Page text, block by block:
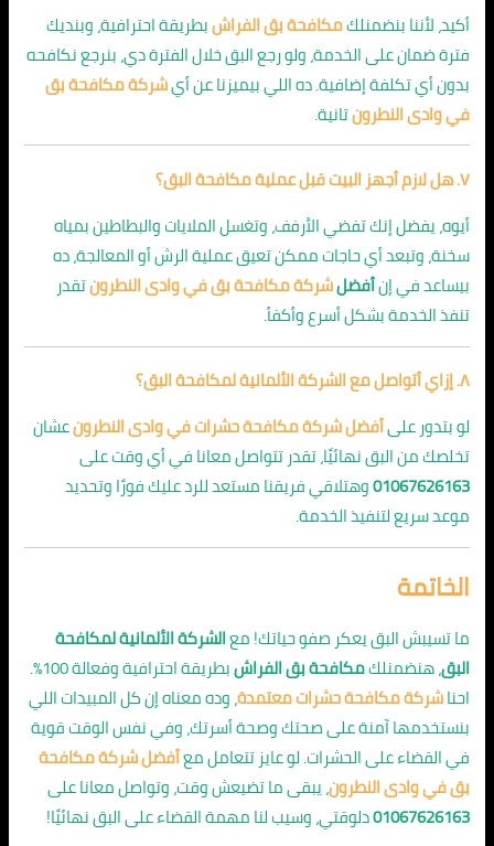
أكيد، لأننا بنضمنلكمكافحة بق الفراشبطريقة احترافية، وبنديك
فترة ضمان على الخدمة، ولو رجع البق خلال الفترة دي، بنرجع نكافحه
بدون أي تكلفة إضافية. ده اللي بيميزنا عن أيشركة مكافحة بق
في وادى النطرونتانية.
٧. هل لازم أجهز البيت قبل عملية مكافحة البق؟
أيوه، يفضل إنك تفضي الأرفف، وتغسل الملايات والبطاطين بمياه
سخنة، وتبعد أي حاجات ممكن تعيق عملية الرش أو المعالجة، ده
بيساعد في إنأفضلشركة مكافحة بق في وادى النطرونتقدر
تنفذ الخدمة بشكل أسرع وأكفأ.
٨. إزاي أتواصل مع الشركة الألمانية لمكافحة البق؟
لو بتدور علىأفضل شركة مكافحة حشرات في وادى النطرونعشان
تخلصك من البق نهائيًا، تقدر تتواصل معانا في أي وقت على
01067626163وهتلاقي فريقنا مستعد للرد عليك فورًا وتحديد
موعد سريع لتنفيذ الخدمة.
الخاتمة
ما تسيبش البق يعكر صفو حياتك! معالشركة الألمانية لمكافحة
البق، هنضمنلكمكافحة بق الفراش
بطريقة احترافية وفعالة 100%.
احناشركة مكافحة حشرات معتمدة، وده معناه إن كل المبيدات اللي
بنستخدمها آمنة على صحتك وصحة أسرتك، وفي نفس الوقت قوية
في القضاء على الحشرات. لو عايز تتعامل معأفضل شركة مكافحة
بق في وادى النطرون، يبقى ما تضيعش وقت، وتواصل معانا على
01067626163دلوقتي، وسيب لنا مهمة القضاء على البق نهائيًا!